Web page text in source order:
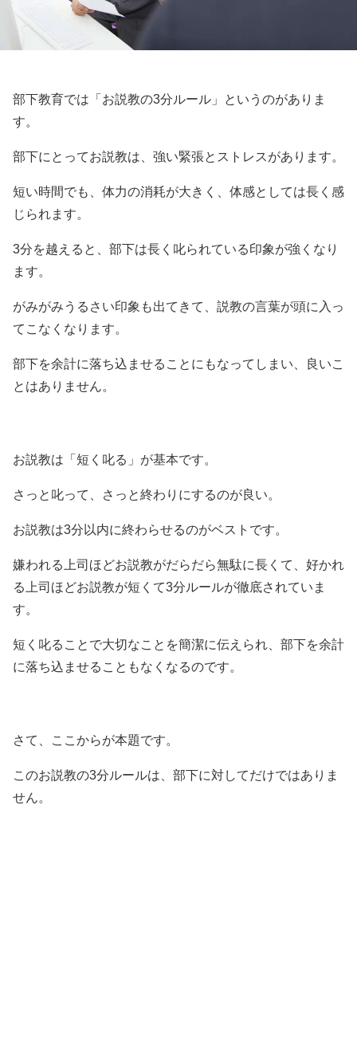
部下教育では「お説教の3分ルール」というのがありま
す。
部下にとってお説教は、強い緊張とストレスがあります。
短い時間でも、体力の消耗が大きく、体感としては長く感
じられます。
3分を越えると、部下は長く叱られている印象が強くなり
ます。
がみがみうるさい印象も出てきて、説教の言葉が頭に入っ
てこなくなります。
部下を余計に落ち込ませることにもなってしまい、良いこ
とはありません。
お説教は「短く叱る」が基本です。
さっと叱って、さっと終わりにするのが良い。
お説教は3分以内に終わらせるのがベストです。
嫌われる上司ほどお説教がだらだら無駄に長くて、好かれ
る上司ほどお説教が短くて3分ルールが徹底されていま
す。
短く叱ることで大切なことを簡潔に伝えられ、部下を余計
に落ち込ませることもなくなるのです。
さて、ここからが本題です。
このお説教の3分ルールは、部下に対してだけではありま
せん。